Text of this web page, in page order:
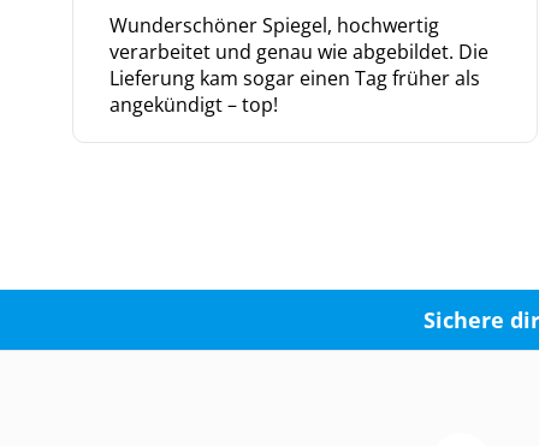
Wunderschöner Spiegel, hochwertig
verarbeitet und genau wie abgebildet. Die
Lieferung kam sogar einen Tag früher als
angekündigt – top!
Sichere